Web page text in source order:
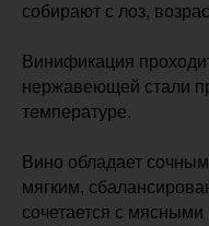
собирают с лоз,
Винификация
нержавеющей стали
температуре.
Вино обладает
мягким,
сочетается с